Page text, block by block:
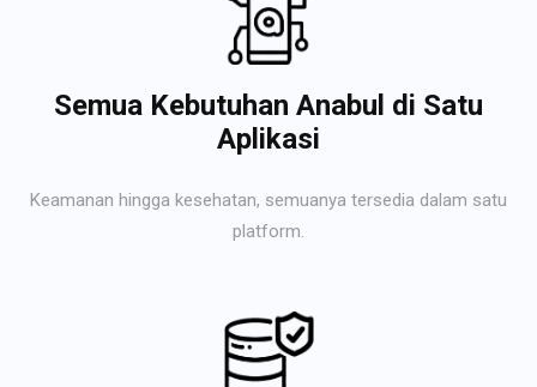
Semua Kebutuhan Anabul di Satu
Aplikasi
Keamanan hingga kesehatan, semuanya tersedia dalam satu
platform.